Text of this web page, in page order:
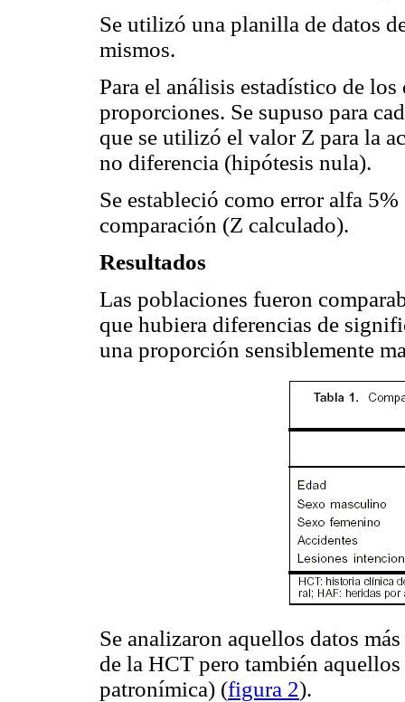
Se utilizó una planilla de datos
mismos.
Para el análisis estadístico de
proporciones. Se supuso para
que se utilizó el valor Z para la
no diferencia (hipótesis nula).
Se estableció como error alfa
comparación (Z calculado).
Resultados
Las poblaciones fueron
que hubiera diferencias de
una proporción sensiblemente
Se analizaron aquellos datos
de la HCT pero también
patronímica) (figura 2).